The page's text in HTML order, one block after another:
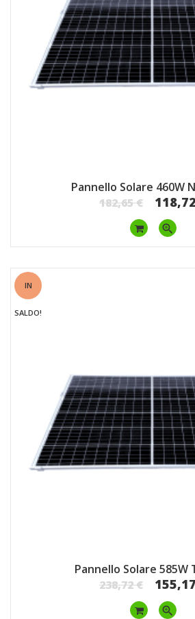
Pannello Solare 460W
182,65 €
zoom_in
Pannello Solare 585W
238,72 €
zoom_in
IN
SALDO!